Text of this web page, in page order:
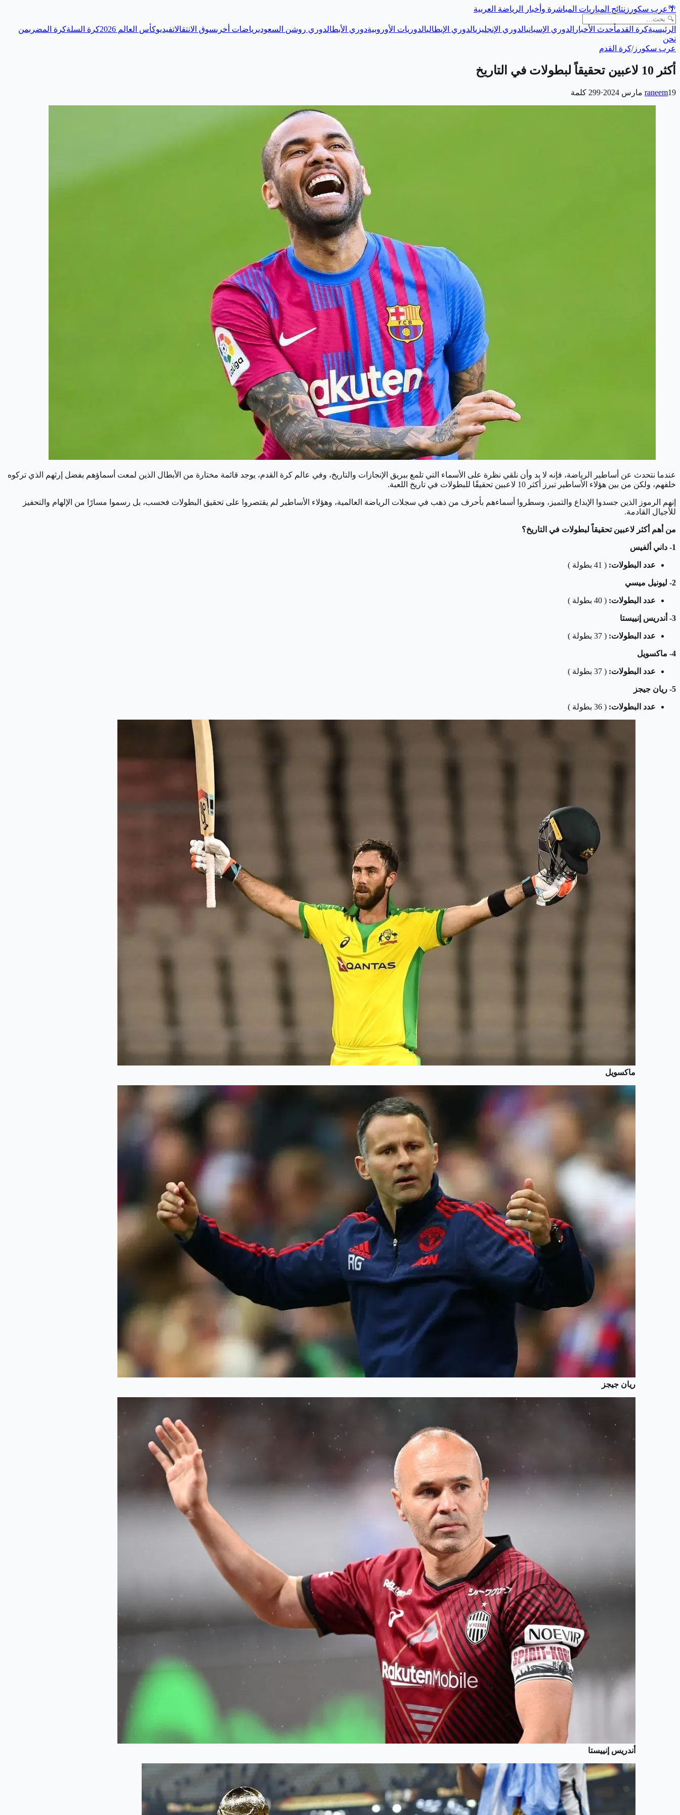
🌴عرب سكورز نتائج المباريات المباشرة وأخبار الرياضة العربية
الرئيسيةكرة القدمأحدث الأخبار الدوري الإسبانيالدوري الإنجليزيالدوري الإيطاليالدوريات الأوروبيةدوري الأبطالدوري روشن السعوديرياضات أخرىسوق الانتقالاتفيديوكأس العالم 2026 كرة السلةكرة المضربمن
نحن
عرب سكورز/كرة القدم
أكثر 10 لاعبين تحقيقاً لبطولات في التاريخ
raneem19 مارس 2024 ·
299 كلمة
عندما نتحدث عن أساطير الرياضة، فإنه لا بد وأن نلقي نظرة على الأسماء التي تلمع ببريق الإنجازات والتاريخ، وفي عالم كرة القدم، يوجد قائمة مختارة من الأبطال الذين لمعت أسماؤهم بفضل إرثهم الذي تركوه
خلفهم، ولكن من بين هؤلاء الأساطير تبرز أكثر 10 لاعبين تحقيقًا للبطولات في تاريخ اللعبة.
إنهم الرموز الذين جسدوا الإبداع والتميز، وسطروا أسماءهم بأحرف من ذهب في سجلات الرياضة العالمية، وهؤلاء الأساطير لم يقتصروا على تحقيق البطولات فحسب، بل رسموا مسارًا من الإلهام والتحفيز
للأجيال القادمة.
من أهم أكثر لاعبين تحقيقاً لبطولات في التاريخ؟
1- داني ألفيس
عدد البطولات: ( 41 بطولة )
2- ليونيل ميسي
عدد البطولات: ( 40 بطولة )
3- أندريس إنييستا
عدد البطولات: ( 37 بطولة )
4- ماكسويل
عدد البطولات: ( 37 بطولة )
5- ريان جيجز
عدد البطولات: ( 36 بطولة )
ماكسويل
ريان جيجز
أندريس إنييستا